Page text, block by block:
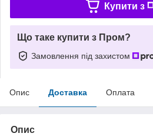
Купити з
Що таке купити з Пром?
Замовлення під захистом
Опис Доставка Оплата
Опис